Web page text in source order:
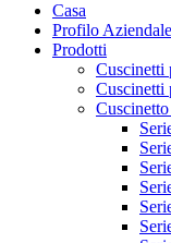
Casa
Profilo Aziendale
Prodotti
Cuscinetti
Cuscinetti